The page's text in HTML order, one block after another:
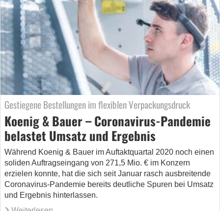
Gestiegene Bestellungen im flexiblen Verpackungsdruck
Koenig & Bauer – Coronavirus-Pandemie
belastet Umsatz und Ergebnis
Während Koenig & Bauer im Auftaktquartal 2020 noch einen
soliden Auftragseingang von 271,5 Mio. € im Konzern
erzielen konnte, hat die sich seit Januar rasch ausbreitende
Coronavirus-Pandemie bereits deutliche Spuren bei Umsatz
und Ergebnis hinterlassen.